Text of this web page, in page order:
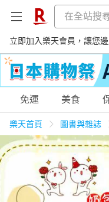
立即加入樂天會員，讓您
購物網分類
天天免運 美食蛋
免運 美食
樂天首頁 圖書與雜誌